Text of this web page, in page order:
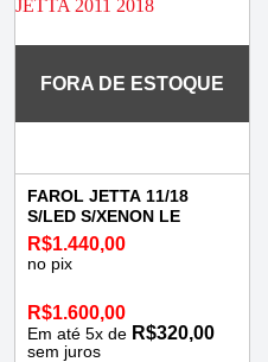
FORA DE ESTOQUE
FAROL JETTA 11/18
S/LED S/XENON LE
R$1.440,00
no pix
R$1.600,00
Em até 5x de R$320,00
sem juros